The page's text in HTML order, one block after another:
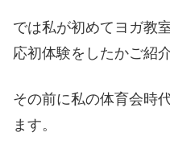
では私が初めてヨガ教
応初体験をしたかご紹
その前に私の体育会時
ます。